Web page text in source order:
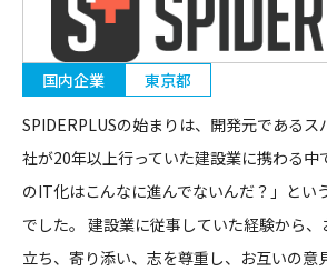
国内企業
東京都
SPIDERPLUSの始まりは、開発元であるス
社が20年以上行っていた建設業に携わる中
のIT化はこんなに進んでないんだ？」とい
でした。 建設業に従事していた経験から
立ち、寄り添い、志を尊重し、お互いの意